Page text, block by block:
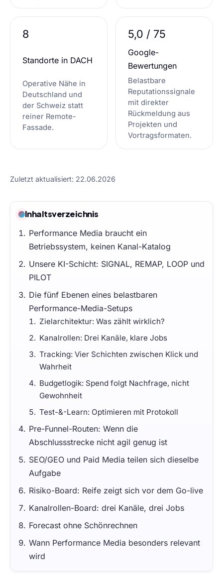
8
Standorte in DACH
Operative Nähe in
Deutschland und
der Schweiz statt
reiner Remote-
Fassade.
5,0 / 75
Google-
Bewertungen
Belastbare
Reputationssignale
mit direkter
Rückmeldung aus
Projekten und
Vortragsformaten.
Zuletzt aktualisiert: 22.06.2026
Inhaltsverzeichnis
Performance Media braucht ein
Betriebssystem, keinen Kanal-Katalog
Unsere KI-Schicht: SIGNAL, REMAP, LOOP und
PILOT
Die fünf Ebenen eines belastbaren
Performance-Media-Setups
Zielarchitektur: Was zählt wirklich?
Kanalrollen: Drei Kanäle, klare Jobs
Tracking: Vier Schichten zwischen Klick und
Wahrheit
Budgetlogik: Spend folgt Nachfrage, nicht
Gewohnheit
Test-&-Learn: Optimieren mit Protokoll
Pre-Funnel-Routen: Wenn die
Abschlussstrecke nicht agil genug ist
SEO/GEO und Paid Media teilen sich dieselbe
Aufgabe
Risiko-Board: Reife zeigt sich vor dem Go-live
Kanalrollen-Board: drei Kanäle, drei Jobs
Forecast ohne Schönrechnen
Wann Performance Media besonders relevant
wird